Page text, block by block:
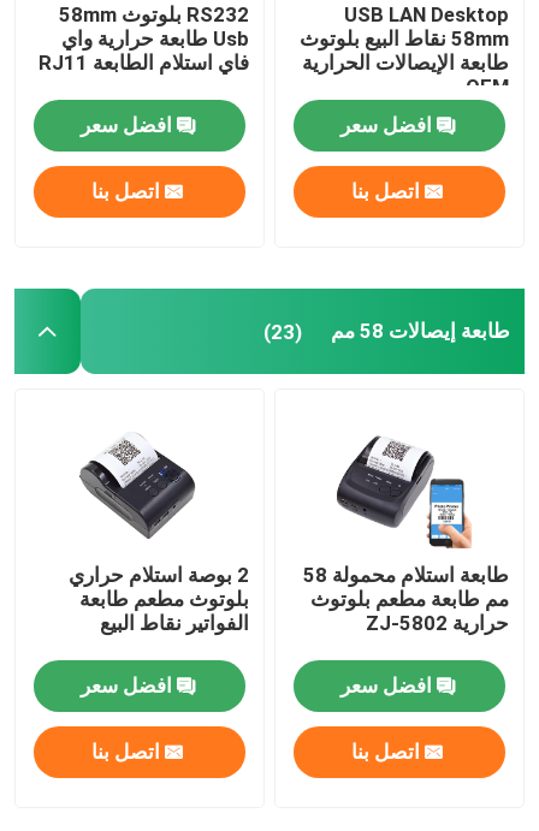
محطة نقاط البيع المحمولة
طابعة ورق A4
شاشة تعمل باللمس آلة نقاط البيع
USB LAN Desktop
58mm نقاط البيع بلوتوث
طابعة الإيصالات الحرارية
OEM
افضل سعر
اتصل بنا
RS232 بلوتوث 58mm
Usb طابعة حرارية واي
فاي استلام الطابعة RJ11
افضل سعر
اتصل بنا
طابعة إيصالات 58 مم (23)
طابعة استلام محمولة 58
مم طابعة مطعم بلوتوث
حرارية ZJ-5802
افضل سعر
اتصل بنا
2 بوصة استلام حراري
بلوتوث مطعم طابعة
الفواتير نقاط البيع
افضل سعر
اتصل بنا